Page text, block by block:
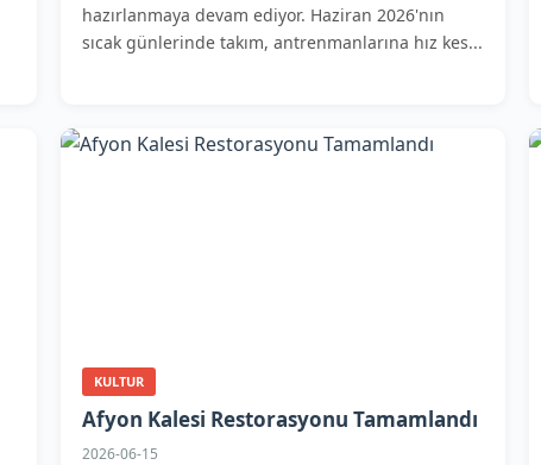
hazırlanmaya devam ediyor. Haziran 2026'nın
sıcak günlerinde takım, antrenmanlarına hız kes...
KULTUR
Afyon Kalesi Restorasyonu Tamamlandı
2026-06-15